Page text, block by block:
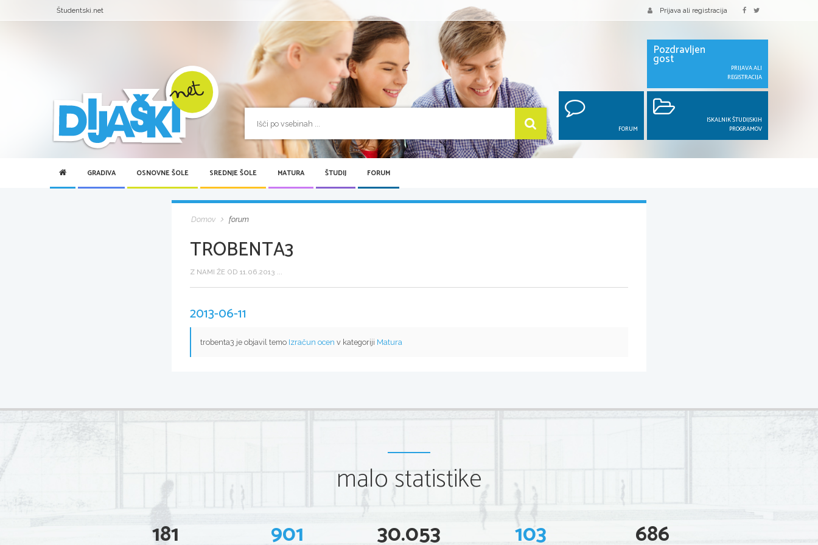
Študentski.net Prijava ali registracija
Pozdravljen
gost
PRIJAVA ALI
REGISTRACIJA
FORUM
ISKALNIK ŠTUDIJSKIH
PROGRAMOV
GRADIVA OSNOVNE ŠOLE SREDNJE ŠOLE MATURA ŠTUDIJ FORUM
Domov forum
TROBENTA3
Z NAMI ŽE OD 11.06.2013 ...
2013-06-11
trobenta3 je objavil temo Izračun ocen v kategoriji Matura
malo statistike
181 901 30.053 103 686